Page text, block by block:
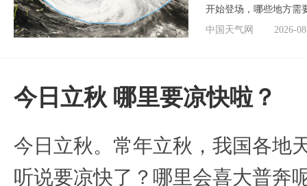
开始登场，哪些地方需
中国天气网
2026-
今日立秋 哪里要凉快啦？
今日立秋。常年立秋，我国各地
听说要凉快了？哪里会喜大普奔